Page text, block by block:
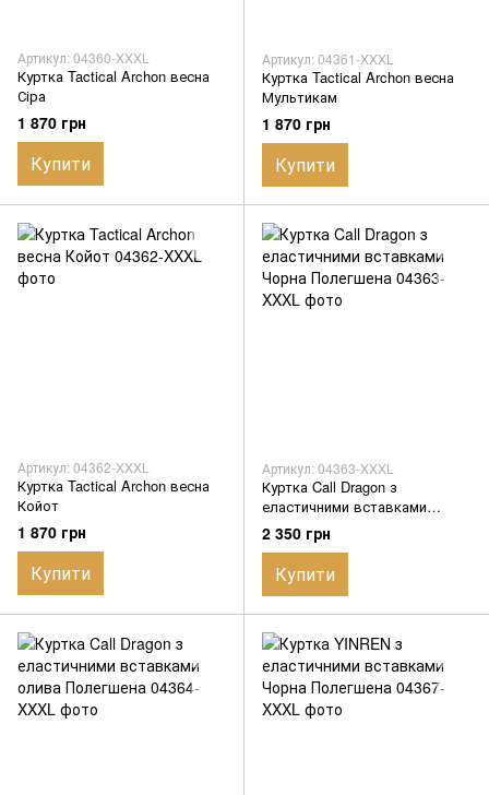
Артикул: 04360-XXXL
Куртка Tactical Archon весна
Сіра
1 870 грн
Купити
Артикул: 04361-XXXL
Куртка Tactical Archon весна
Мультикам
1 870 грн
Купити
Артикул: 04362-XXXL
Куртка Tactical Archon весна
Койот
1 870 грн
Купити
Артикул: 04363-XXXL
Куртка Call Dragon з
еластичними вставками
Чорна Полегшена
2 350 грн
Купити